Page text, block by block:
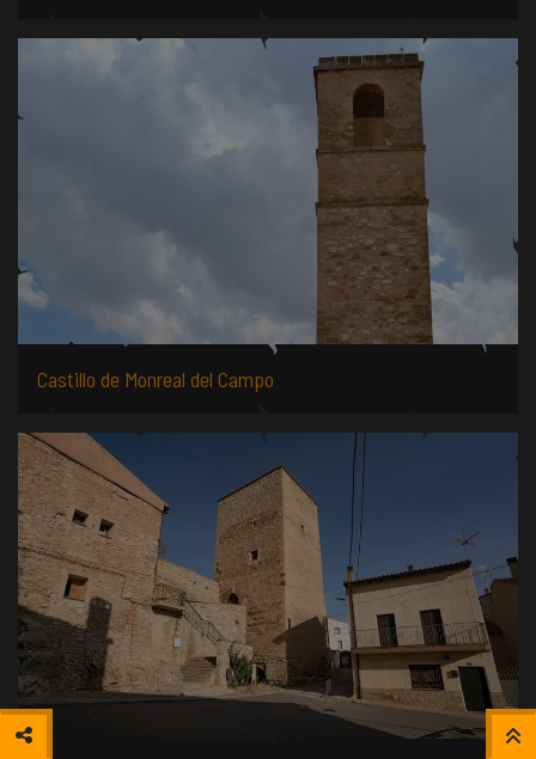
Castillo de Monreal del Campo